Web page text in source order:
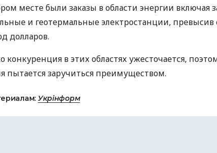
месте были заказы в области энергии включая
и геотермальные электростанции,
долларов.
конкуренция в этих областях ужесточается,
пытается заручиться преимуществом.
Укрінформ